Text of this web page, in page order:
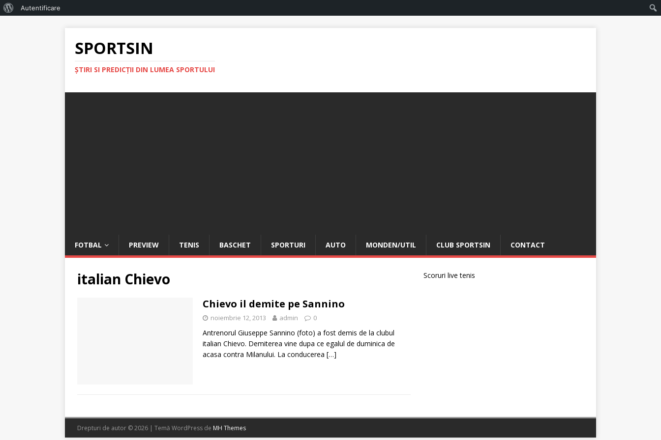
Autentificare
SPORTSIN
ŞTIRI SI PREDICŢII DIN LUMEA SPORTULUI
FOTBAL PREVIEW TENIS BASCHET SPORTURI AUTO MONDEN/UTIL CLUB SPORTSIN CONTACT
italian Chievo
Chievo il demite pe Sannino
noiembrie 12, 2013 admin 0
Antrenorul Giuseppe Sannino (foto) a fost demis de la clubul
italian Chievo. Demiterea vine dupa ce egalul de duminica de
acasa contra Milanului. La conducerea […]
Scoruri live tenis
Drepturi de autor © 2026 | Temă WordPress de MH Themes